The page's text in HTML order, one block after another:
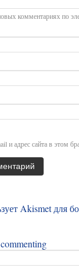
комментариях по
и адрес сайта в этом
Akismet для